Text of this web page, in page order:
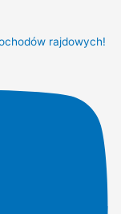
rajdowych!